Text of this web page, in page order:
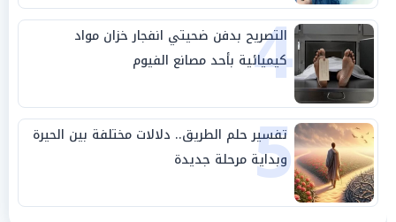
4
التصريح بدفن ضحيتي انفجار خزان مواد
كيميائية بأحد مصانع الفيوم
5
تفسير حلم الطريق.. دلالات مختلفة بين الحيرة
وبداية مرحلة جديدة